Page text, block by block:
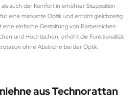
auch der Komfort in erhöhter Sitzposition
eine markante Optik und erhöht gleichzeitig
eine einfache Gestaltung von Barbereichen
und Hochtischen, erhöht die Funktionalität
ohne Abstriche bei der Optik.
aus Technorattan